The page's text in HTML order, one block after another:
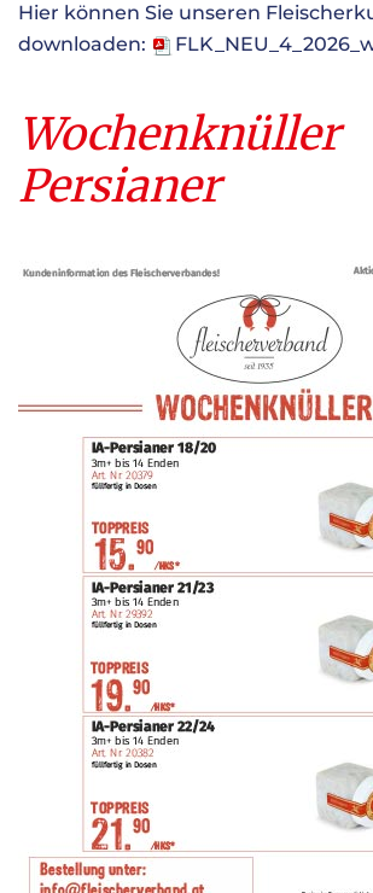
Hier können Sie unseren
downloaden:
Wochenknüller
Persianer